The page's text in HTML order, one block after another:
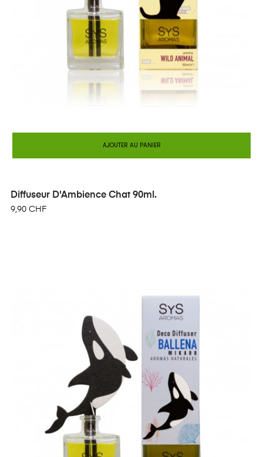
AJOUTER AU PANIER
Diffuseur D'Ambience Chat 90ml.
9,90 CHF